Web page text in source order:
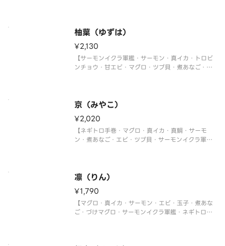
柚葉（ゆずは）
¥2,130
【サーモンイクラ軍艦・サーモン・真イカ・トロビ
ンチョウ・甘エビ・マグロ・ツブ貝・煮あなご・ネ
京（みやこ）
¥2,020
【ネギトロ手巻・マグロ・真イカ・真鯛・サーモ
ン・煮あなご・エビ・ツブ貝・サーモンイクラ軍
凛（りん）
¥1,790
【マグロ・真イカ・サーモン・エビ・玉子・煮あな
ご・づけマグロ・サーモンイクラ軍艦・ネギトロ軍